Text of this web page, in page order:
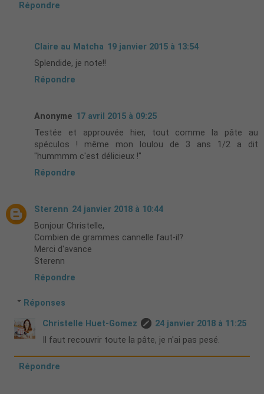
Répondre
Claire au Matcha 19 janvier 2015 à 13:54
Splendide, je note!!
Répondre
Anonyme 17 avril 2015 à 09:25
Testée et approuvée hier, tout comme la pâte au
spéculos ! même mon loulou de 3 ans 1/2 a dit
"hummmm c'est délicieux !"
Répondre
Sterenn 24 janvier 2018 à 10:44
Bonjour Christelle,
Combien de grammes cannelle faut-il?
Merci d'avance
Sterenn
Répondre
Réponses
Christelle Huet-Gomez
24 janvier 2018 à 11:25
Il faut recouvrir toute la pâte, je n'ai pas pesé.
Répondre